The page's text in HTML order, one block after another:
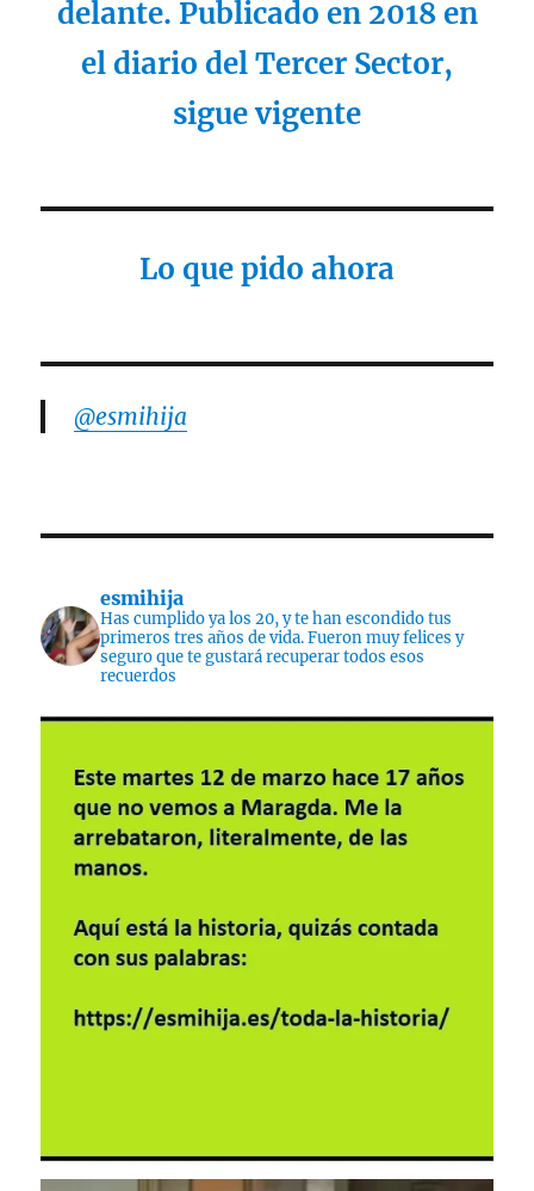
delante. Publicado en 2018 en
el diario del Tercer Sector,
sigue vigente
Lo que pido ahora
@esmihija
esmihija
Has cumplido ya los 20, y te han escondido tus
primeros tres años de vida. Fueron muy felices y
seguro que te gustará recuperar todos esos
recuerdos